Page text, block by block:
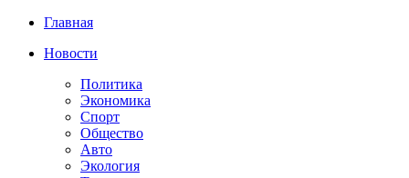
Главная
Новости
Политика
Экономика
Спорт
Общество
Авто
Экология